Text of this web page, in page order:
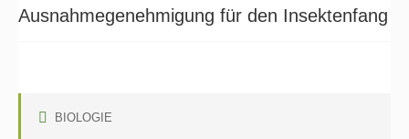
Ausnahmegenehmigung für den Insektenfang
BIOLOGIE